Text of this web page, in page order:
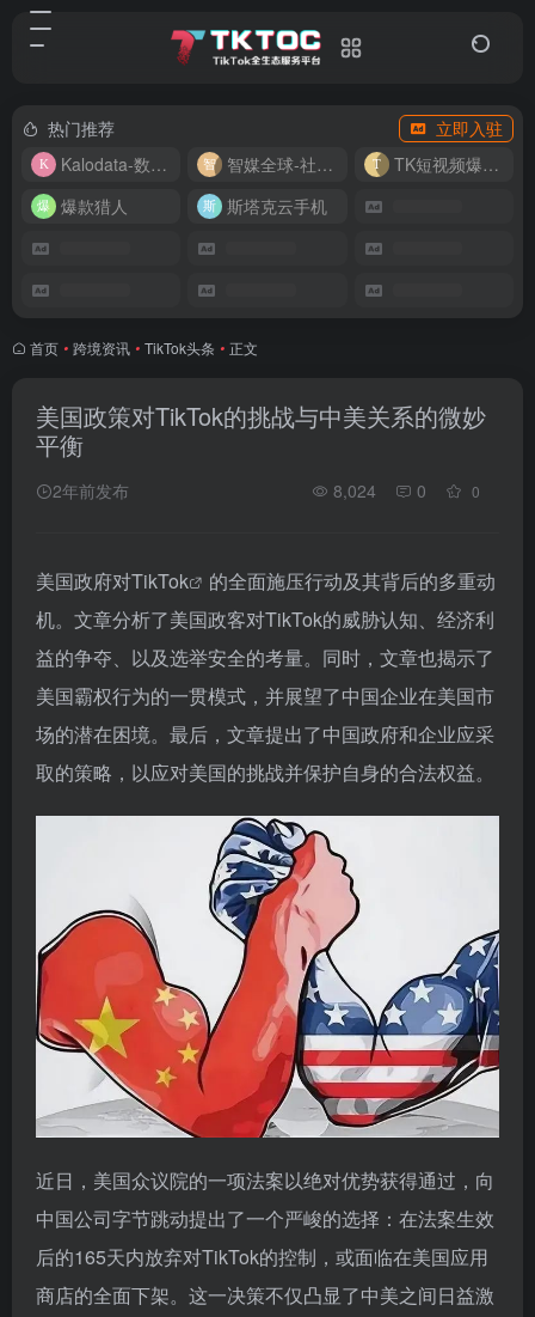
热门推荐
立即入驻
Kalodata-数据分析平台
智媒全球-社媒管理平台
TK短视频爆款复刻
爆款猎人
斯塔克云手机
首页 • 跨境资讯 • TikTok头条 • 正文
美国政策对TikTok的挑战与中美关系的微妙
平衡
2年前发布 8,024 0 0
美国政府对TikTok
的全面施压行动及其背后的多重动
机。文章分析了美国政客对TikTok的威胁认知、经济利
益的争夺、以及选举安全的考量。同时，文章也揭示了
美国霸权行为的一贯模式，并展望了中国企业在美国市
场的潜在困境。最后，文章提出了中国政府和企业应采
取的策略，以应对美国的挑战并保护自身的合法权益。
近日，美国众议院的一项法案以绝对优势获得通过，向
中国公司字节跳动提出了一个严峻的选择：在法案生效
后的165天内放弃对TikTok的控制，或面临在美国应用
商店的全面下架。这一决策不仅凸显了中美之间日益激